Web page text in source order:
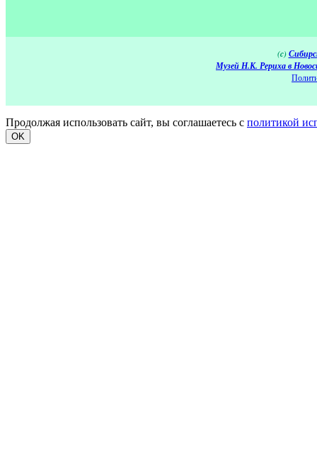
(c)
Музей Н.К. Рериха в
Продолжая использовать сайт, вы соглашаетесь с политикой
OK